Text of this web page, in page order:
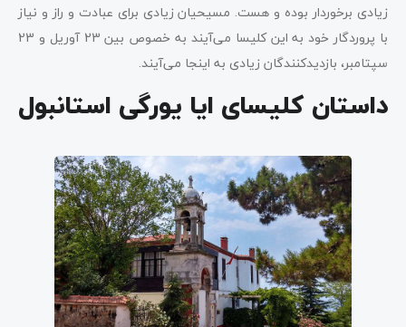
زیادی برخوردار بوده و هست. مسیحیان زیادی برای عبادت و راز و نیاز
با پروردگار خود به این کلیسا می‌آیند به خصوص بین 23 آوریل و 23
سپتامبر، بازدیدکنندگان زیادی به اینجا می‌آیند.
داستان کلیسای ایا یورگی استانبول